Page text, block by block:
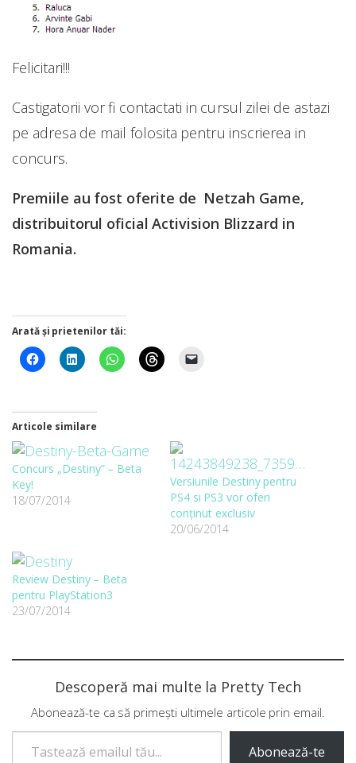
Felicitari!!!
Castigatorii vor fi contactati in cursul zilei de astazi
pe adresa de mail folosita pentru inscrierea in
concurs.
Premiile au fost oferite de Netzah Game,
distribuitorul oficial Activision Blizzard in
Romania.
Arată și prietenilor tăi:
Articole similare
Concurs „Destiny” – Beta
Key!
18/07/2014
Versiunile Destiny pentru
PS4 si PS3 vor oferi
conținut exclusiv
20/06/2014
Review Destiny – Beta
pentru PlayStation3
23/07/2014
Descoperă mai multe la Pretty Tech
Abonează-te ca să primești ultimele articole prin email.
Tastează emailul tău...
Abonează-te